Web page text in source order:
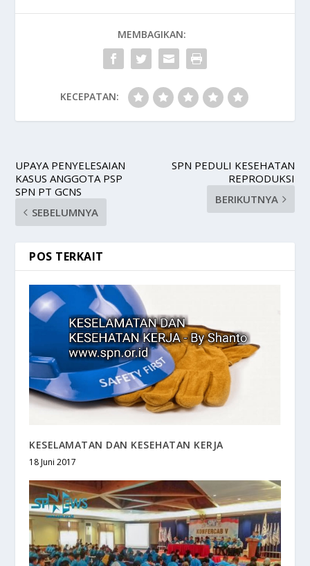
MEMBAGIKAN:
KECEPATAN:
UPAYA PENYELESAIAN
KASUS ANGGOTA PSP
SPN PT GCNS
SEBELUMNYA
SPN PEDULI KESEHATAN
REPRODUKSI
BERIKUTNYA
POS TERKAIT
KESELAMATAN DAN KESEHATAN KERJA
18 Juni 2017